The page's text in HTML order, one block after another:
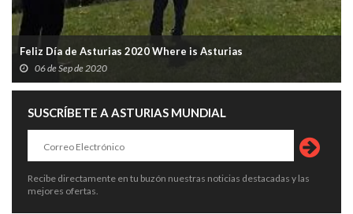
Feliz Día de Asturias 2020 Where is Asturias
06 de Sep de 2020
SUSCRÍBETE A ASTURIAS MUNDIAL
Recibe directamente en tu buzón nuestras noticias destacadas y las
mejores ofertas.